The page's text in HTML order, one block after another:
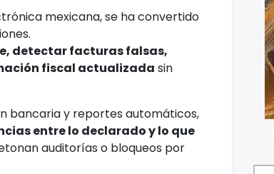
mexicana, se ha convertido
detectar facturas falsas,
fiscal actualizada sin
bancaria y reportes automáticos,
entre lo declarado y lo que
auditorías o bloqueos por